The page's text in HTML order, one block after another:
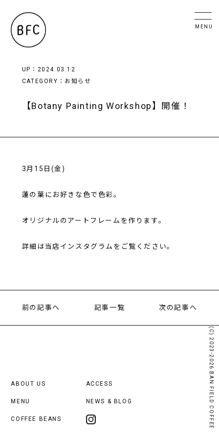
UP：2024.03.12
CATEGORY： お知らせ
【Botany Painting Workshop】開催！
3月15日(金)
蓮の葉にお好きな色で色彩。
オリジナルのアートフレームを作ります。
詳細は当店インスタグラムをご覧ください。
前の記事へ 記事一覧 次の記事へ
ABOUT US
MENU
COFFEE BEANS
ACCESS
NEWS & BLOG
MENU
(C) 2023-2026 BAN FIELD COFFEE